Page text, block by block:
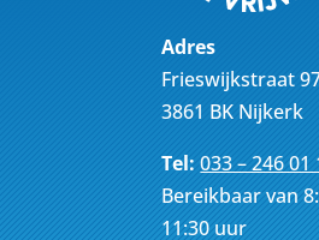
Adres
Frieswijkstraat
3861 BK Nijkerk
Tel: 033 – 246 01
Bereikbaar van
11:30 uur